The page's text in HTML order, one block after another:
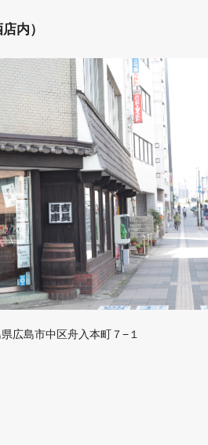
内）
広島市中区舟入本町７−１